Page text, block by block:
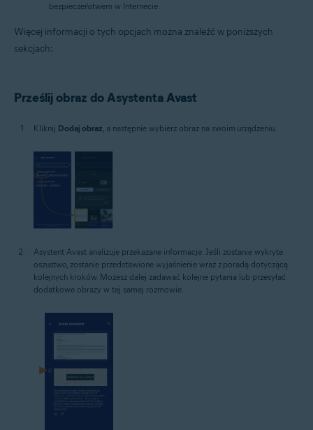
bezpieczeństwem w Internecie.
Więcej informacji o tych opcjach można znaleźć w poniższych
sekcjach:
Prześlij obraz do Asystenta Avast
Kliknij Dodaj obraz, a następnie wybierz obraz na swoim urządzeniu.
Asystent Avast analizuje przekazane informacje. Jeśli zostanie wykryte
oszustwo, zostanie przedstawione wyjaśnienie wraz z poradą dotyczącą
kolejnych kroków. Możesz dalej zadawać kolejne pytania lub przesyłać
dodatkowe obrazy w tej samej rozmowie.